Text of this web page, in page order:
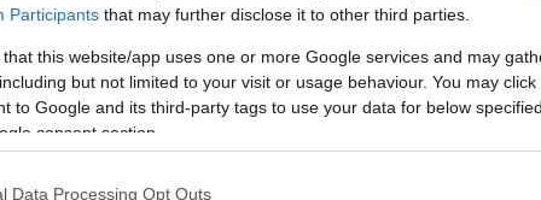
Participants that may further disclose it to other third parties.
that this website/app uses one or more Google services and may
but not limited to your visit or usage behaviour. You may
to Google and its third-party tags to use your data for below
consent section.
Data Processing Opt Outs
competents.
de Patinatge la suspensió del matx.
a través d'un altre comunicat.
totes les persones que hagin adquirit o